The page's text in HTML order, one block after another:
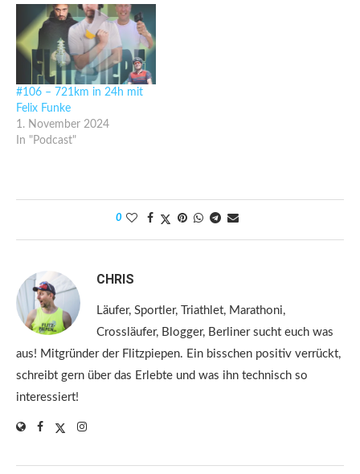
#106 – 721km in 24h mit
Felix Funke
1. November 2024
In "Podcast"
0
CHRIS
Läufer, Sportler, Triathlet, Marathoni,
Crossläufer, Blogger, Berliner sucht euch was
aus! Mitgründer der Flitzpiepen. Ein bisschen positiv verrückt,
schreibt gern über das Erlebte und was ihn technisch so
interessiert!